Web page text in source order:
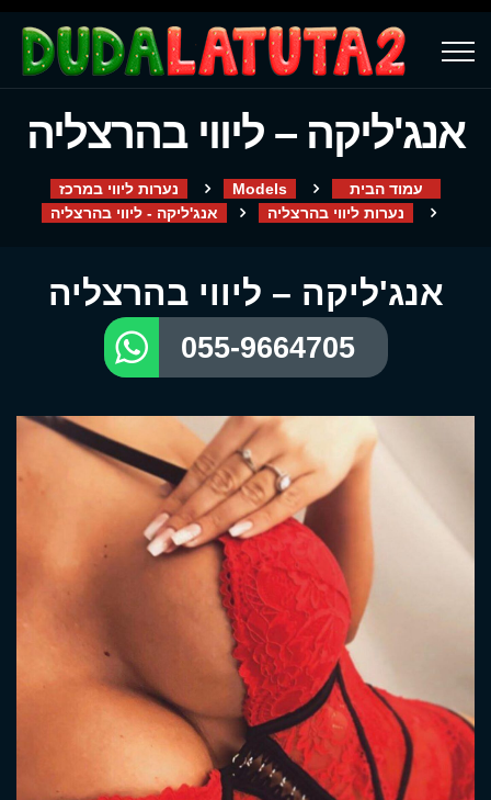
אנג'ליקה – ליווי בהרצליה
עמוד הבית Models
נערות ליווי במרכז
נערות ליווי בהרצליה
אנג'ליקה - ליווי בהרצליה
אנג'ליקה – ליווי בהרצליה
055-9664705